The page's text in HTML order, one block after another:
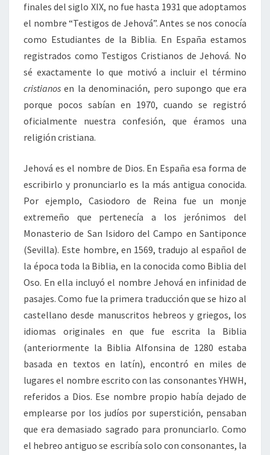
finales del siglo XIX, no fue hasta 1931 que adoptamos
el nombre “Testigos de Jehová”. Antes se nos conocía
como Estudiantes de la Biblia. En España estamos
registrados como Testigos Cristianos de Jehová. No
sé exactamente lo que motivó a incluir el término
cristianos en la denominación, pero supongo que era
porque pocos sabían en 1970, cuando se registró
oficialmente nuestra confesión, que éramos una
religión cristiana.
Jehová es el nombre de Dios. En España esa forma de
escribirlo y pronunciarlo es la más antigua conocida.
Por ejemplo, Casiodoro de Reina fue un monje
extremeño que pertenecía a los jerónimos del
Monasterio de San Isidoro del Campo en Santiponce
(Sevilla). Este hombre, en 1569, tradujo al español de
la época toda la Biblia, en la conocida como Biblia del
Oso. En ella incluyó el nombre Jehová en infinidad de
pasajes. Como fue la primera traducción que se hizo al
castellano desde manuscritos hebreos y griegos, los
idiomas originales en que fue escrita la Biblia
(anteriormente la Biblia Alfonsina de 1280 estaba
basada en textos en latín), encontró en miles de
lugares el nombre escrito con las consonantes YHWH,
referidos a Dios. Ese nombre propio había dejado de
emplearse por los judíos por superstición, pensaban
que era demasiado sagrado para pronunciarlo. Como
el hebreo antiguo se escribía solo con consonantes, la